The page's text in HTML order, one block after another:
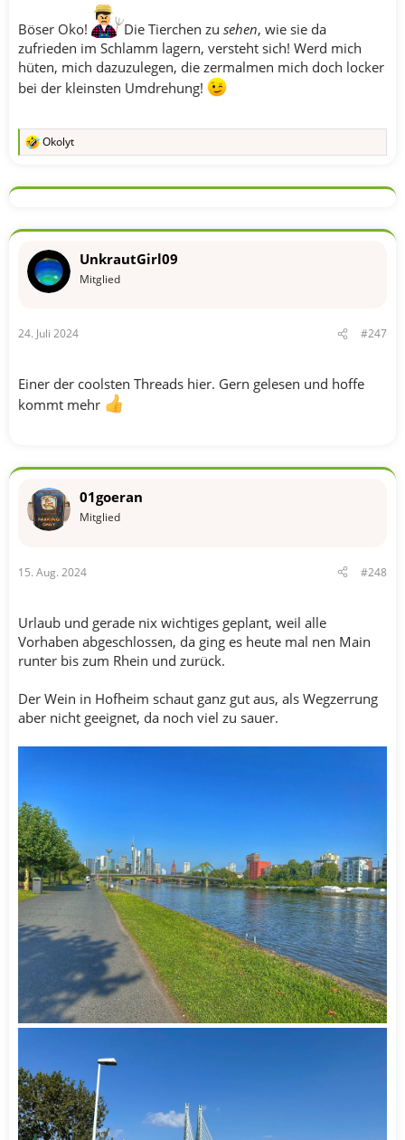
Böser Oko! Die Tierchen zu sehen, wie sie da
zufrieden im Schlamm lagern, versteht sich! Werd mich
hüten, mich dazuzulegen, die zermalmen mich doch locker
bei der kleinsten Umdrehung!
R
k
o
e
n
Okolyt
UnkrautGirl09
Mitglied
24. Juli 2024 #247
Einer der coolsten Threads hier. Gern gelesen und hoffe
kommt mehr
01goeran
Mitglied
15. Aug. 2024 #248
Urlaub und gerade nix wichtiges geplant, weil alle
Vorhaben abgeschlossen, da ging es heute mal nen Main
runter bis zum Rhein und zurück.
Der Wein in Hofheim schaut ganz gut aus, als Wegzerrung
aber nicht geeignet, da noch viel zu sauer.